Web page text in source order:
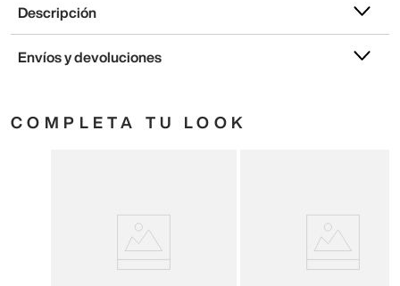
Descripción
Envíos y devoluciones
COMPLETA TU LOOK